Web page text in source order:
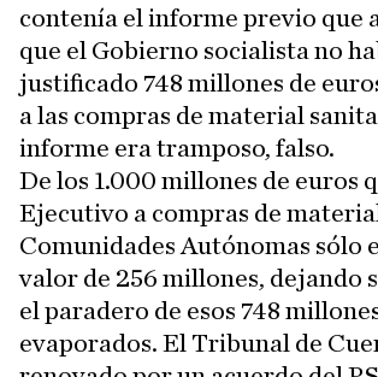
contenía el informe previo que
que el Gobierno socialista no
justificado 748 millones de
a las compras de material
informe era tramposo, falso.
De los 1.000 millones de euros
Ejecutivo a compras de
Comunidades Autónomas sólo
valor de 256 millones, dejando
el paradero de esos 748
evaporados. El Tribunal de